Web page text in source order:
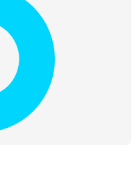
29:0
152:0
43:7